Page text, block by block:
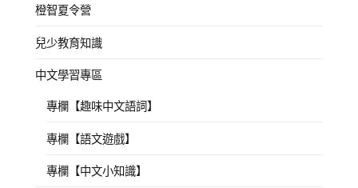
橙智夏令營
兒少教育知識
中文學習專區
專欄【趣味中文語詞】
專欄【語文遊戲】
專欄【中文小知識】